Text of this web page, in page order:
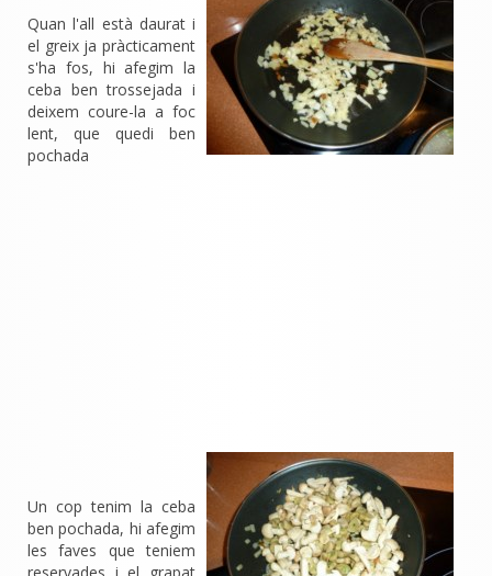
Quan l'all està daurat i
el greix ja pràcticament
s'ha fos, hi afegim la
ceba ben trossejada i
deixem coure-la a foc
lent, que quedi ben
pochada
Un cop tenim la ceba
ben pochada, hi afegim
les faves que teniem